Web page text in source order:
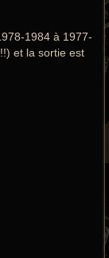
1984 à 1977-
et la sortie est